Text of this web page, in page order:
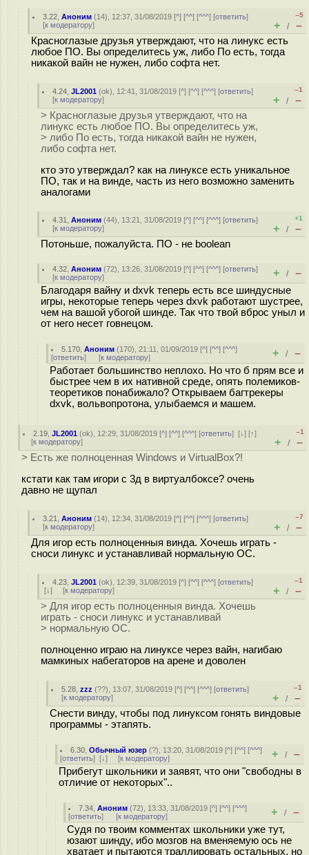
3.22 ,Аноним (14), 12:37, 31/08/2019 [^] [^^] [^^^] [ответить]
[к модератору]
–5
+ / –
Красноглазые друзья утверждают, что на линукс есть
любое ПО. Вы определитесь уж, либо По есть, тогда
никакой вайн не нужен, либо софта нет.
4.24 ,JL2001 (ok), 12:41, 31/08/2019 [^] [^^] [^^^] [ответить]
[к модератору]
–1
+ / –
> Красноглазые друзья утверждают, что на
линукс есть любое ПО. Вы определитесь уж,
> либо По есть, тогда никакой вайн не нужен,
либо софта нет.
кто это утверждал? как на линуксе есть уникальное
ПО, так и на винде, часть из него возможно заменить
аналогами
4.31 ,Аноним (44), 13:21, 31/08/2019 [^] [^^] [^^^] [ответить]
[к модератору]
+1
+ / –
Потоньше, пожалуйста. ПО - не boolean
4.32 ,Аноним (72), 13:26, 31/08/2019 [^] [^^] [^^^] [ответить]
[к модератору] + / –
Благодаря вайну и dxvk теперь есть все шиндусные
игры, некоторые теперь через dxvk работают шустрее,
чем на вашой убогой шинде. Так что твой вброс уныл и
от него несет говнецом.
5.170 ,Аноним (170), 21:11, 01/09/2019 [^] [^^] [^^^]
[ответить] [к модератору] + / –
Работает большинство неплохо. Но что б прям все и
быстрее чем в их нативной среде, опять полемиков-
теоретиков понабижало? Открываем багтрекеры
dxvk, вольвопротона, улыбаемся и машем.
2.19 ,JL2001 (ok), 12:29, 31/08/2019 [^] [^^] [^^^] [ответить][↓] [↑]
[к модератору]
–1
+ / –
> Есть же полноценная Windows и VirtualBox?!
кстати как там игори с 3д в виртуалбоксе? очень
давно не щупал
3.21 ,Аноним (14), 12:34, 31/08/2019 [^] [^^] [^^^] [ответить]
[к модератору]
–7
+ / –
Для игор есть полноценныя винда. Хочешь играть -
сноси линукс и устанавливай нормальную ОС.
4.23 ,JL2001 (ok), 12:39, 31/08/2019 [^] [^^] [^^^] [ответить]
[↓] [к модератору]
–1
+ / –
> Для игор есть полноценныя винда. Хочешь
играть - сноси линукс и устанавливай
> нормальную ОС.
полноценно играю на линуксе через вайн, нагибаю
мамкиных набегаторов на арене и доволен
5.28 ,zzz (??), 13:07, 31/08/2019 [^] [^^] [^^^] [ответить]
[к модератору]
–1
+ / –
Снести винду, чтобы под линуксом гонять виндовые
программы - этапять.
6.30 ,Обычный юзер (?), 13:20, 31/08/2019 [^] [^^] [^^^]
[ответить] [↓] [к модератору] + / –
Прибегут школьники и заявят, что они "свободны в
отличие от некоторых"..
7.34 ,Аноним (72), 13:33, 31/08/2019 [^] [^^] [^^^]
[ответить] [к модератору] + / –
Судя по твоим комментах школьники уже тут,
юзают шинду, ибо мозгов на вменяемую ось не
хватает и пытаются траллировать остальных, но